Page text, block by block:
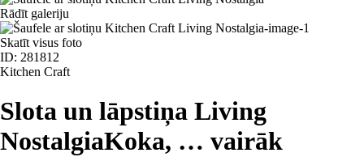
Rādīt galeriju
Skatīt visus foto
ID: 281812
Kitchen Craft
Slota un lāpstiņa Living
NostalgiaKoka, … vairāk